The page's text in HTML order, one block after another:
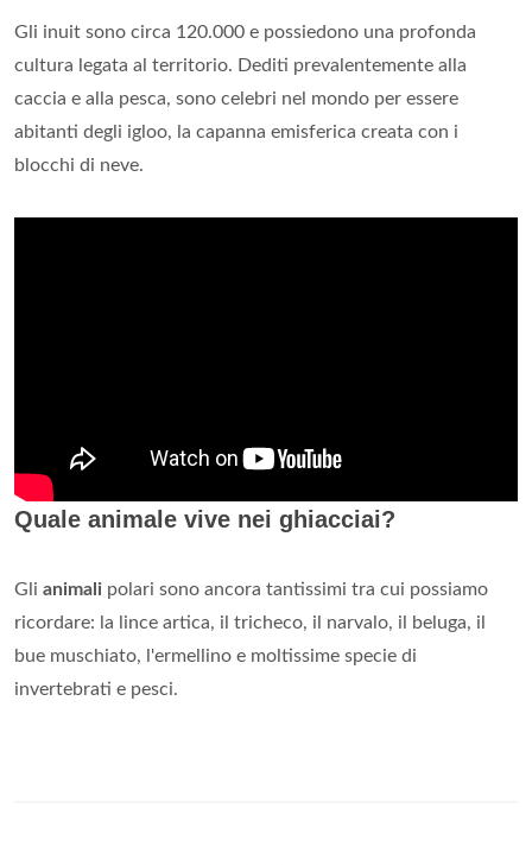
Gli inuit sono circa 120.000 e possiedono una profonda
cultura legata al territorio. Dediti prevalentemente alla
caccia e alla pesca, sono celebri nel mondo per essere
abitanti degli igloo, la capanna emisferica creata con i
blocchi di neve.
Quale animale vive nei ghiacciai?
Gli animali polari sono ancora tantissimi tra cui possiamo
ricordare: la lince artica, il tricheco, il narvalo, il beluga, il
bue muschiato, l'ermellino e moltissime specie di
invertebrati e pesci.